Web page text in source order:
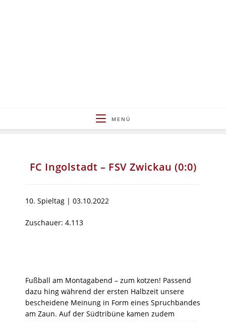
MENÜ
FC Ingolstadt – FSV Zwickau (0:0)
10. Spieltag | 03.10.2022
Zuschauer: 4.113
Fußball am Montagabend – zum kotzen! Passend
dazu hing während der ersten Halbzeit unsere
bescheidene Meinung in Form eines Spruchbandes
am Zaun. Auf der Südtribüne kamen zudem